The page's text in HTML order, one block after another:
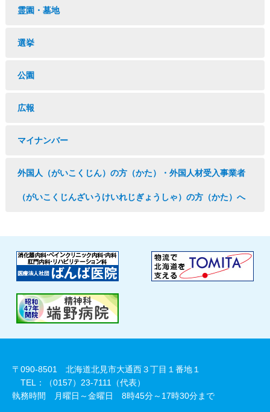
霊園・墓地
選挙
公園
広報
マイナンバー
外国人（がいこくじん）の方（かた）・外国人材受入事業者
（がいこくじんざいうけいれじぎょうしゃ）の方（かた）へ
〒090-8501 北海道北見市大通西３丁目１番地１
TEL：（0157）23-7111（代表）
執務時間 月曜日～金曜日 8時45分～17時30分まで